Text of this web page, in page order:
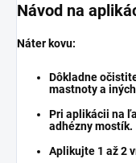
Návod na
Náter kovu:
Dôkladne
mastnoty a
Pri aplikácii na
adhézny mostík.
Aplikujte 1 až 2